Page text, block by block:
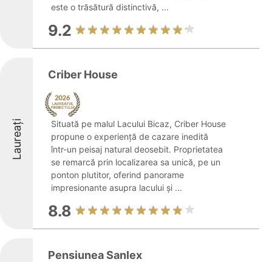
este o trăsătură distinctivă, ...
9.2
Laureați
Criber House
Situată pe malul Lacului Bicaz, Criber House
propune o experiență de cazare inedită
într-un peisaj natural deosebit. Proprietatea
se remarcă prin localizarea sa unică, pe un
ponton plutitor, oferind panorame
impresionante asupra lacului și ...
8.8
Pensiunea Sanlex